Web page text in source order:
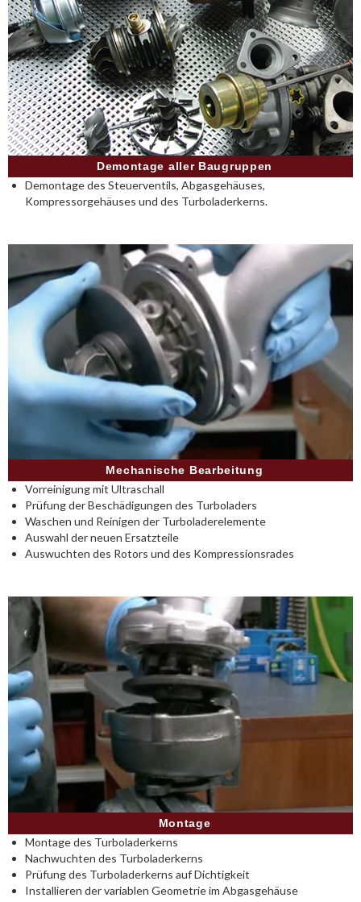
Demontage aller Baugruppen
Demontage des Steuerventils, Abgasgehäuses,
Kompressorgehäuses und des Turboladerkerns.
Mechanische Bearbeitung
Vorreinigung mit Ultraschall
Prüfung der Beschädigungen des Turboladers
Waschen und Reinigen der Turboladerelemente
Auswahl der neuen Ersatzteile
Auswuchten des Rotors und des Kompressionsrades
Montage
Montage des Turboladerkerns
Nachwuchten des Turboladerkerns
Prüfung des Turboladerkerns auf Dichtigkeit
Installieren der variablen Geometrie im Abgasgehäuse